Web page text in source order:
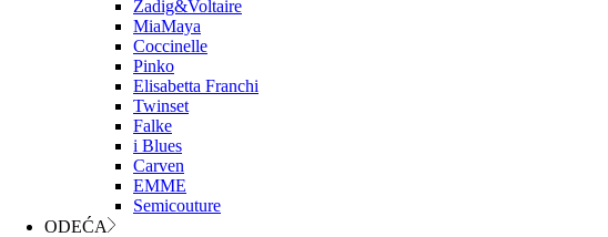
Zadig&Voltaire
MiaMaya
Coccinelle
Pinko
Elisabetta Franchi
Twinset
Falke
i Blues
Carven
EMME
Semicouture
ODEĆA